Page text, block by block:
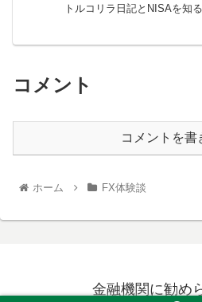
トルコリラ日記とNISAを知
コメント
コメントを書
ホーム FX体験談
金融機関に勧め